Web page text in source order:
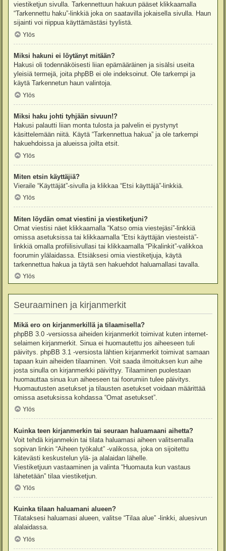
viestiketjun sivulla. Tarkennettuun hakuun pääset klikkaamalla
“Tarkennettu haku”-linkkiä joka on saatavilla jokaisella sivulla. Haun
sijainti voi riippua käyttämästäsi tyylistä.
Ylös
Miksi hakuni ei löytänyt mitään?
Hakusi oli todennäköisesti liian epämääräinen ja sisälsi useita
yleisiä termejä, joita phpBB ei ole indeksoinut. Ole tarkempi ja
käytä Tarkennetun haun valintoja.
Ylös
Miksi haku johti tyhjään sivuun!?
Hakusi palautti liian monta tulosta ja palvelin ei pystynyt
käsittelemään niitä. Käytä “Tarkennettua hakua” ja ole tarkempi
hakuehdoissa ja alueissa joilta etsit.
Ylös
Miten etsin käyttäjiä?
Vieraile “Käyttäjät”-sivulla ja klikkaa “Etsi käyttäjä”-linkkiä.
Ylös
Miten löydän omat viestini ja viestiketjuni?
Omat viestisi näet klikkaamalla “Katso omia viestejäsi”-linkkiä
omissa asetuksissa tai klikkaamalla “Etsi käyttäjän viesteistä”-
linkkiä omalla profiilisivullasi tai klikkaamalla “Pikalinkit”-valikkoa
foorumin ylälaidassa. Etsiäksesi omia viestiketjuja, käytä
tarkennettua hakua ja täytä sen hakuehdot haluamallasi tavalla.
Ylös
Seuraaminen ja kirjanmerkit
Mikä ero on kirjanmerkillä ja tilaamisella?
phpBB 3.0 -versiossa aiheiden kirjanmerkit toimivat kuten internet-
selaimen kirjanmerkit. Sinua ei huomautettu jos aiheeseen tuli
päivitys. phpBB 3.1 -versiosta lähtien kirjanmerkit toimivat samaan
tapaan kuin aiheiden tilaaminen. Voit saada ilmoituksen kun aihe
josta sinulla on kirjanmerkki päivittyy. Tilaaminen puolestaan
huomauttaa sinua kun aiheeseen tai foorumiin tulee päivitys.
Huomautusten asetukset ja tilausten asetukset voidaan määrittää
omissa asetuksissa kohdassa “Omat asetukset”.
Ylös
Kuinka teen kirjanmerkin tai seuraan haluamaani aihetta?
Voit tehdä kirjanmekin tai tilata haluamasi aiheen valitsemalla
sopivan linkin “Aiheen työkalut” -valikossa, joka on sijoitettu
kätevästi keskustelun ylä- ja alalaidan lähelle.
Viestiketjuun vastaaminen ja valinta “Huomauta kun vastaus
lähetetään” tilaa viestiketjun.
Ylös
Kuinka tilaan haluamani alueen?
Tilataksesi haluamasi alueen, valitse “Tilaa alue” -linkki, aluesivun
alalaidassa.
Ylös